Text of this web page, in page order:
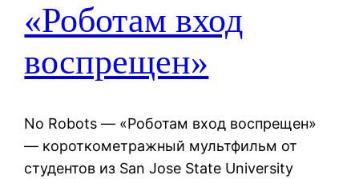
«Роботам вход
воспрещен»
No Robots — «Роботам вход воспрещен»
— короткометражный мультфильм от
студентов из San Jose State University